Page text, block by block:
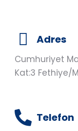
Adres
Cumhuriyet
Kat:3 Fethiye/
Telefon